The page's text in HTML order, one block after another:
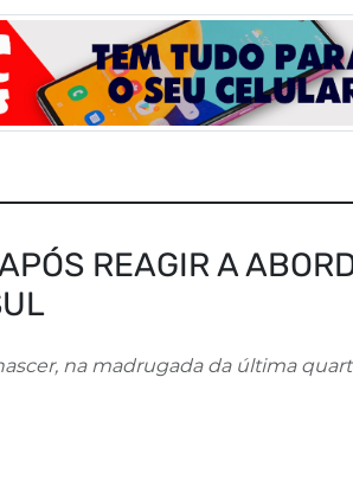
REAGIR A
na madrugada da última